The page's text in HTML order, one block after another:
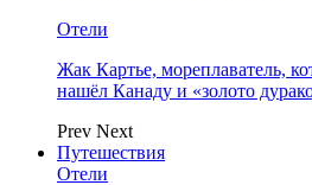
Отели
Жак Картье, мореплаватель,
нашёл Канаду и «золото
Prev Next
Путешествия
Отели